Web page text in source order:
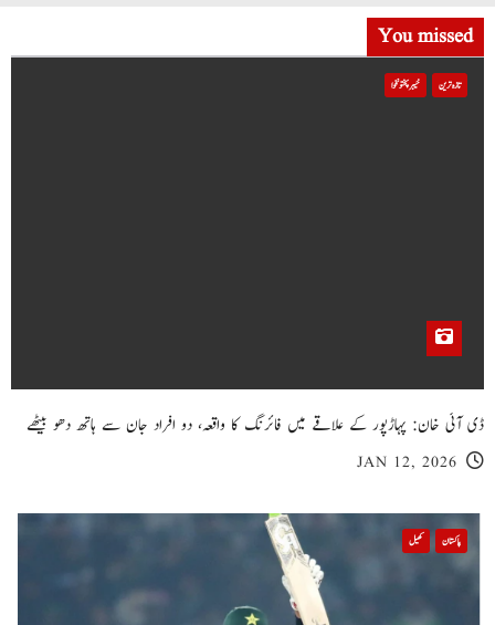
You missed
تازہ ترین خیبر پختونخوا
ڈی آئی خان: پہاڑپور کے علاقے میں فائرنگ کا واقعہ، دو افراد جان سے ہاتھ دھو بیٹھے
JAN 12, 2026
پاکستان کھیل